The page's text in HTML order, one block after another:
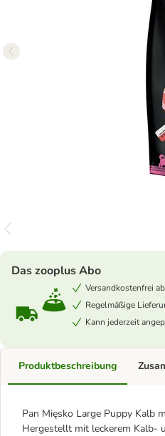
Das zooplus Abo
Versandkostenfrei
Regelmäßige
Kann jederzeit
Produktbeschreibung
Pan Mięsko Large Puppy Kalb
Hergestellt mit leckerem Kalb-